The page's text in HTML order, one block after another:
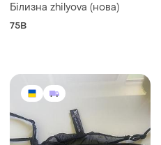
Білизна zhilyova (нова)
75B